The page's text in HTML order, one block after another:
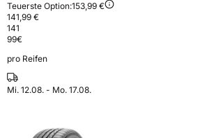
Teuerste Option:153,99 €
141,99 €
141
99€
pro Reifen
Mi. 12.08. - Mo. 17.08.